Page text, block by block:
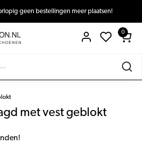
geen bestellingen meer plaatsen!
0
met vest geblokt